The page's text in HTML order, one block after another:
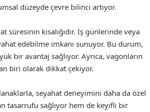
düzeyde çevre bilinci artıyor.
süresinin kısalığıdır. İş günlerinde veya
edebilme imkanı sunuyor. Bu durum,
bir avantaj sağlıyor. Ayrıca, vagonların
biri olarak dikkat çekiyor.
seyahat deneyimini daha da özel
tasarrufu sağlıyor hem de keyifli bir